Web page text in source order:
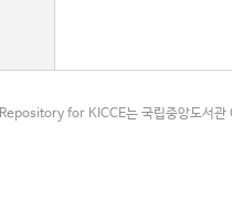
Repository for KICCE는 국립중앙도서관